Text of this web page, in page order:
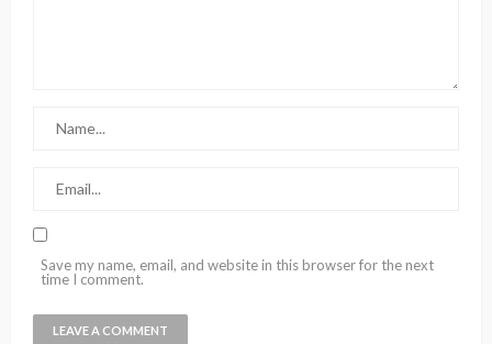
Save my name, email, and website in this browser for the next
time I comment.